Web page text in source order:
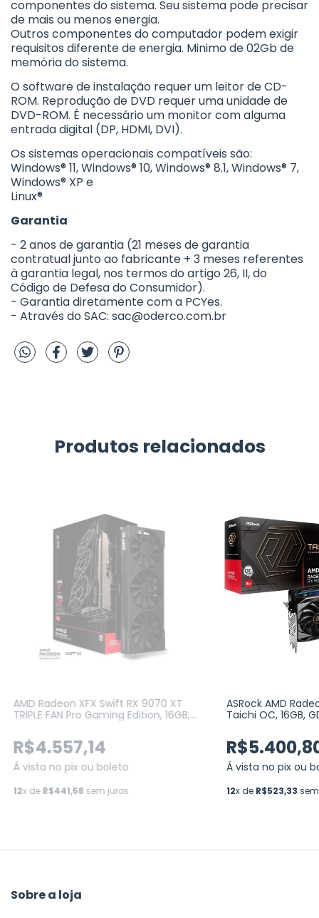
componentes do sistema. Seu sistema pode precisar
de mais ou menos energia.
Outros componentes do computador podem exigir
requisitos diferente de energia. Minimo de 02Gb de
memória do sistema.
O software de instalação requer um leitor de CD-
ROM. Reprodução de DVD requer uma unidade de
DVD-ROM. É necessário um monitor com alguma
entrada digital (DP, HDMI, DVI).
Os sistemas operacionais compatíveis são:
Windows® 11, Windows® 10, Windows® 8.1, Windows® 7,
Windows® XP e
Linux®
Garantia
- 2 anos de garantia (21 meses de garantia
contratual junto ao fabricante + 3 meses referentes
à garantia legal, nos termos do artigo 26, II, do
Código de Defesa do Consumidor).
- Garantia diretamente com a PCYes.
- Através do SAC: sac@oderco.com.br
Produtos relacionados
AMD Radeon XFX Swift RX 9070 XT
TRIPLE FAN Pro Gaming Edition, 16GB,
97TSWF3B9)
R$4.557,14
Á vista no pix ou boleto
12x deR$441,58 sem juros
ASRock AMD
Taichi OC, 16GB,
Á vista no pix ou
12x de R$523,33
Sobre a loja